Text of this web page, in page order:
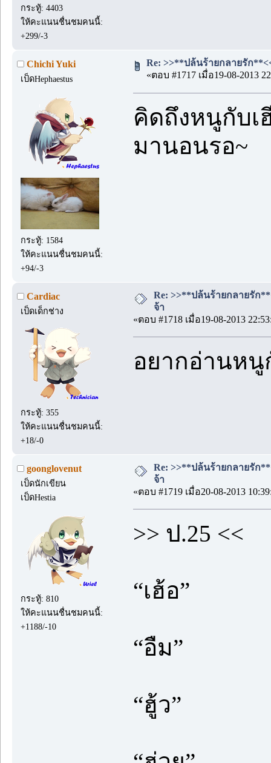
กระทู้: 4403
ให้คะแนนชื่นชมคนนี้:
+299/-3
Chichi Yuki
เป็ดHephaestus
กระทู้: 1584
ให้คะแนนชื่นชมคนนี้:
+94/-3
Re: >>**ปล้นร้ายกลายรัก
«ตอบ #1717 เมื่อ19-08-2013
คิดถึงหนูกับเ
มานอนรอ~
Cardiac
เป็ดเด็กช่าง
กระทู้: 355
ให้คะแนนชื่นชมคนนี้:
+18/-0
Re: >>**ปล้นร้ายกลายรัก
จ้า
«ตอบ #1718 เมื่อ19-08-2013
อยากอ่านหนู
goonglovenut
เป็ดนักเขียน
เป็ดHestia
กระทู้: 810
ให้คะแนนชื่นชมคนนี้:
+1188/-10
Re: >>**ปล้นร้ายกลายรัก
จ้า
«ตอบ #1719 เมื่อ20-08-2013
>> ป.25 <<
“เฮ้อ”
“อืม”
“ฮู้ว”